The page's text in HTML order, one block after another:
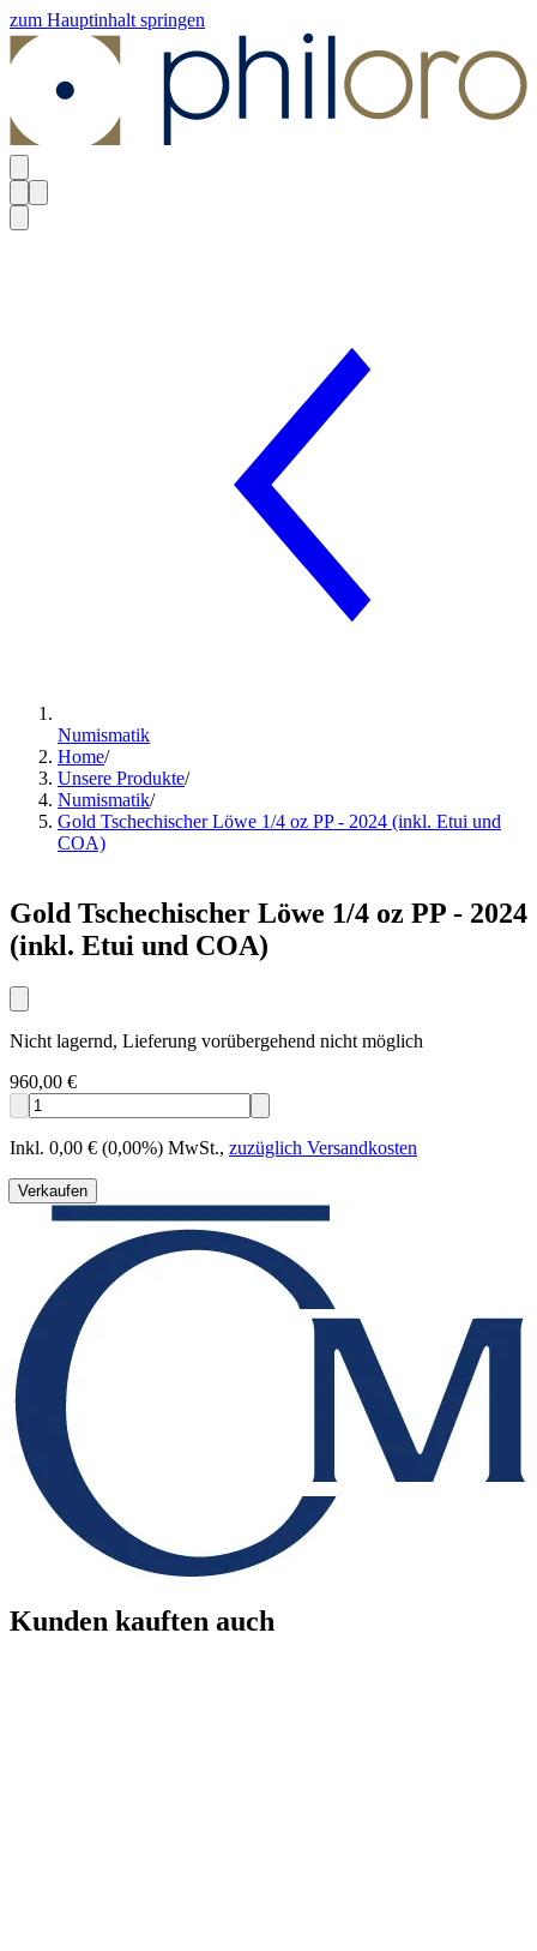
zum Hauptinhalt springen
Numismatik
Home/
Unsere Produkte/
Numismatik/
Gold Tschechischer Löwe 1/4 oz PP - 2024 (inkl. Etui und
COA)
Gold Tschechischer Löwe 1/4 oz PP - 2024
(inkl. Etui und COA)
Nicht lagernd, Lieferung vorübergehend nicht möglich
960,00 €
Inkl. 0,00 € (0,00%) MwSt., zuzüglich Versandkosten
Verkaufen
Kunden kauften auch